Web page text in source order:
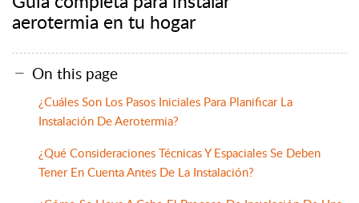
aerotermia en tu hogar
On this page
¿Cuáles Son Los Pasos Iniciales Para Planificar La
Instalación De Aerotermia?
¿Qué Consideraciones Técnicas Y Espaciales Se Deben
Tener En Cuenta Antes De La Instalación?